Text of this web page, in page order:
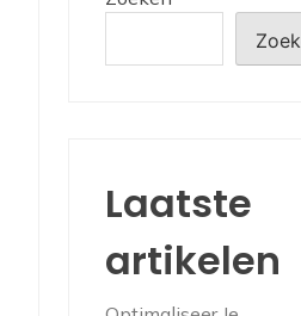
Laatste
artikelen